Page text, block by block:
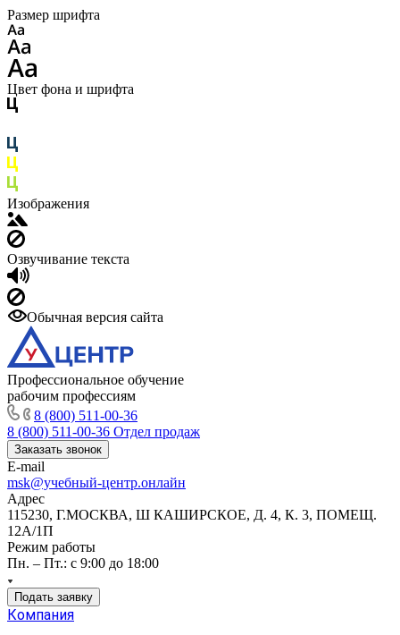
Размер шрифта
Цвет фона и шрифта
Изображения
Озвучивание текста
Обычная версия сайта
Профессиональное обучение
рабочим профессиям
8 (800) 511-00-36
8 (800) 511-00-36 Отдел продаж
Заказать звонок
E-mail
msk@учебный-центр.онлайн
Адрес
115230, Г.МОСКВА, Ш КАШИРСКОЕ, Д. 4, К. 3, ПОМЕЩ.
12А/1П
Режим работы
Пн. – Пт.: с 9:00 до 18:00
Подать заявку
Компания